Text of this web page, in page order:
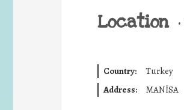
Location •
Country:
Turkey
Address:
MANİSA